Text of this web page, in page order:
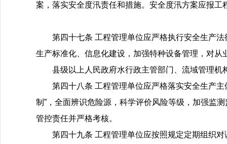
案，落实安全度汛责任和措施。安全度汛方案应报
第四十七条 工程管理单位应严格执行安全生产
生产标准化、信息化建设，加强特种设备管理，对
县级以上人民政府水行政主管部门、流域管理
第四十八条 工程管理单位应严格落实安全生产
制”，全面辨识危险源，科学评价风险等级，加强监
管控责任并严格考核。
第四十九条 工程管理单位应按照规定定期组织